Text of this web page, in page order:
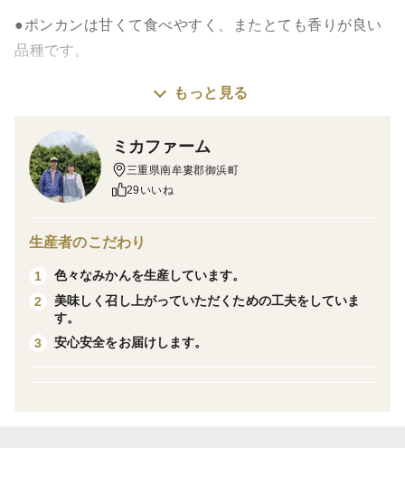
●ポンカンは甘くて食べやすく、またとても香りが良い
品種です。
●甘さアップのため、貯蔵庫で数日保管の上、箱込みで
す。また、当地比約3割の農薬節減に努めており、黒点
やシミ、多少の擦れ傷等が混入することがありますが、
味には影響ありません。
●直射日光を避け涼しいところで保存してください。ま
た、箱中のみかんはまれに傷みが発生することがありま
すので、箱より取り出す、時々上下入れ替えする等して
保存してください。
もっと見る
ミカファーム
三重県南牟婁郡御浜町
29いいね
生産者のこだわり
1
色々なみかんを生産しています。
2
美味しく召し上がっていただくための工夫をしていま
す。
3
安心安全をお届けします。